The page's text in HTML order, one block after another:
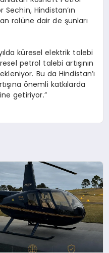
Sechin, Hindistan’ın
rolüne dair de şunları
küresel elektrik talebi
petrol talebi artışının
Bu da Hindistan’ı
önemli katkılarda
getiriyor.”